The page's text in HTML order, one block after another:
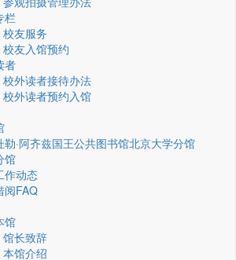
栏
校友服务
校友入馆预约
者
校外读者接待办法
校外读者预约入馆
勒·阿齐兹国王公共图书馆北京大学分馆
馆
作动态
阅FAQ
馆
馆长致辞
本馆介绍